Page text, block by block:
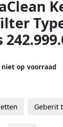
op voorraad
Geberit